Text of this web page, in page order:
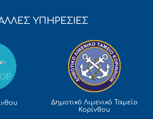
ΥΠΗΡΕΣΙΕΣ
Δημοτικό Λιμενικό Ταμείο
Κορίνθου